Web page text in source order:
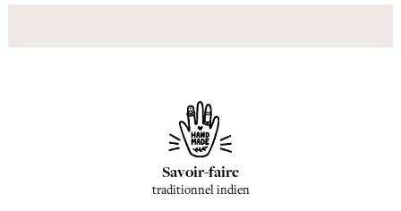
Savoir-faire
traditionnel indien